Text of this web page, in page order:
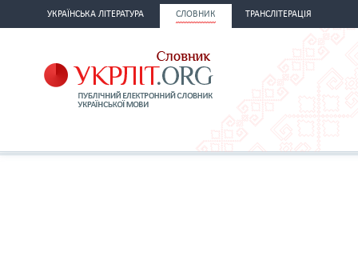
УКРАЇНСЬКА ЛІТЕРАТУРА СЛОВНИК ТРАНСЛІТЕРАЦІЯ